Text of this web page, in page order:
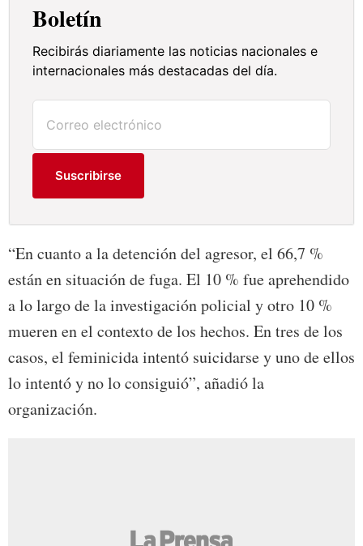
Boletín
Recibirás diariamente las noticias nacionales e
internacionales más destacadas del día.
Suscribirse
“En cuanto a la detención del agresor, el 66,7 %
están en situación de fuga. El 10 % fue aprehendido
a lo largo de la investigación policial y otro 10 %
mueren en el contexto de los hechos. En tres de los
casos, el feminicida intentó suicidarse y uno de ellos
lo intentó y no lo consiguió”, añadió la
organización.